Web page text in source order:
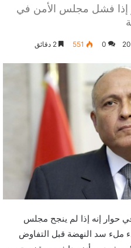
فشل مجلس الأمن في
0
551
حوار إنه إذا لم ينجح مجلس
ملء سد النهضة قبل التفاوض